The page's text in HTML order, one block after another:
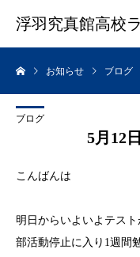
浮羽究真館高校
お知らせ ブログ
ブログ
5月12
こんばんは
明日からいよいよテスト
部活動停止に入り1週間